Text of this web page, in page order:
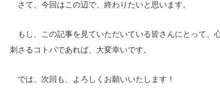
さて、今回はこの辺で、終わりたいと思います。
もし、この記事を見ていただいている皆さんにとって、
刺さるコトバであれば、大変幸いです。
では、次回も、よろしくお願いいたします！